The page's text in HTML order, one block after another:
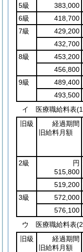
5級
383,000
6級
418,700
7級
429,200
432,700
8級
453,200
456,800
9級
489,400
493,500
イ 医療職給料表
旧級
経過期間
旧給料月額
2級
円
515,800
519,200
3級
572,000
576,100
ウ 医療職給料表
旧級
経過期間
旧給料月額